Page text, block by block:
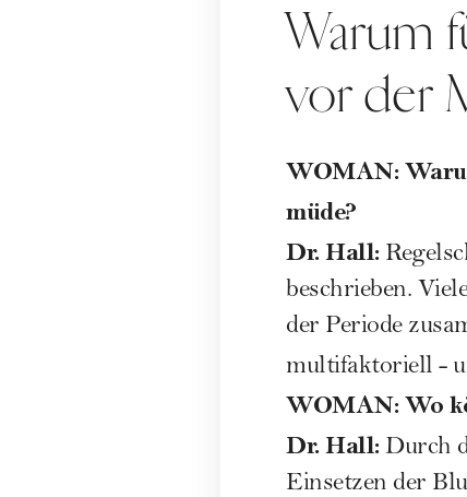
Warum
vor der
WOMAN:
müde?
Dr. Hall:
beschrieben.
der Periode
multifaktoriell -
WOMAN: Wo
Dr. Hall:Durch
Einsetzen der